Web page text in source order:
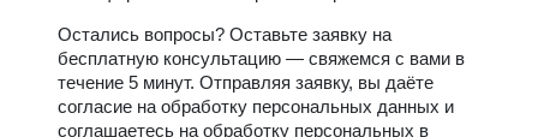
Остались вопросы? Оставьте заявку на
бесплатную консультацию — свяжемся с вами в
течение 5 минут. Отправляя заявку, вы даёте
согласие на обработку персональных данных и
соглашаетесь на обработку персональных в